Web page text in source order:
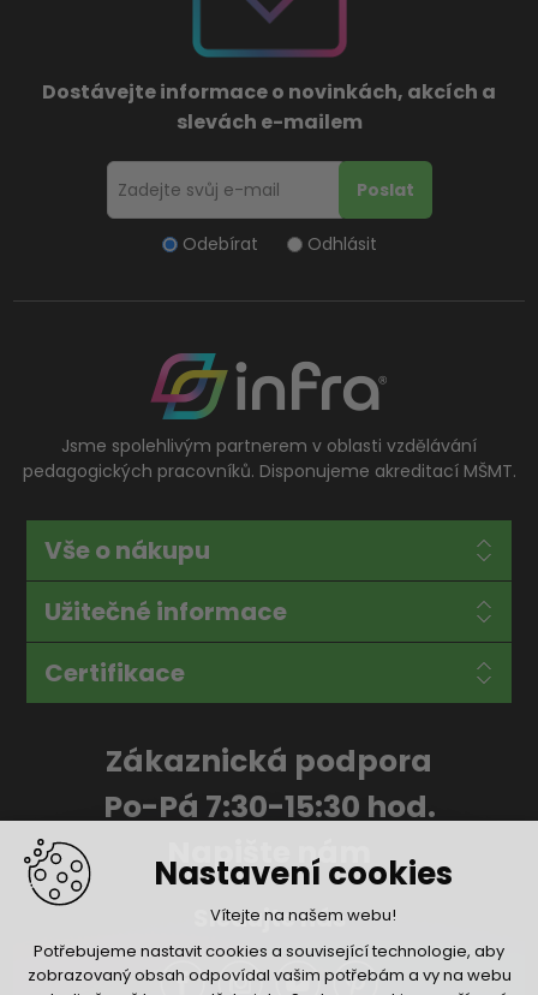
Nastavení cookies
Vítejte na našem webu!
Potřebujeme nastavit cookies a související technologie, aby
zobrazovaný obsah odpovídal vašim potřebám a vy na webu
Dostávejte informace o novinkách, akcích a
slevách e-mailem
Odebírat Odhlásit
Jsme spolehlivým partnerem v oblasti vzdělávání
pedagogických pracovníků. Disponujeme akreditací MŠMT.
Vše o nákupu
Užitečné informace
Certifikace
Zákaznická podpora
Po-Pá 7:30-15:30 hod.
Napište nám
Sledujte nás